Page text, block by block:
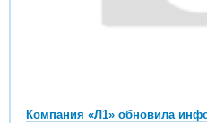
Компания «Л1» обновила